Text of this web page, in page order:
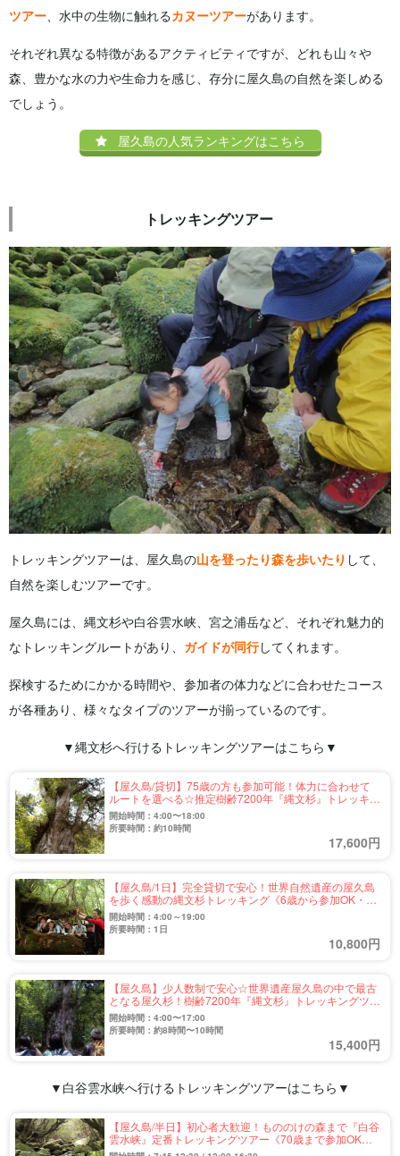
ツアー 、水中の生物に触れるカヌーツアーがあります。
それぞれ異なる特徴があるアクティビティですが、どれも山々や
森、豊かな水の力や生命力を感じ、存分に屋久島の自然を楽しめる
でしょう。
屋久島の人気ランキングはこちら
トレッキングツアー
トレッキングツアーは、屋久島の山を登ったり森を歩いたり して、
自然を楽しむツアーです。
屋久島には、縄文杉や白谷雲水峡、宮之浦岳など、それぞれ魅力的
なトレッキングルートがあり、 ガイドが同行してくれます。
探検するためにかかる時間や、参加者の体力などに合わせたコース
が各種あり、様々なタイプのツアーが揃っているのです。
▼縄文杉へ行けるトレッキングツアーはこちら▼
【屋久島/貸切】75歳の方も参加可能！体力に合わせて
ルートを選べる☆推定樹齢7200年『縄文杉』トレッキン
グツアー（No.38）
開始時間：4:00〜18:00
所要時間：約10時間
17,600円
【屋久島/1日】完全貸切で安心！世界自然遺産の屋久島
を歩く感動の縄文杉トレッキング《6歳から参加OK・送
迎付き》（No.90）
開始時間：4:00～19:00
所要時間：1日
10,800円
【屋久島】少人数制で安心☆世界遺産屋久島の中で最古
となる屋久杉！樹齢7200年『縄文杉』トレッキングツア
ー（No.67）
開始時間：4:00〜17:00
所要時間：約8時間〜10時間
15,400円
▼白谷雲水峡へ行けるトレッキングツアーはこちら▼
【屋久島/半日】初心者大歓迎！もののけの森まで『白谷
雲水峡』定番トレッキングツアー《70歳まで参加OK・
送迎付き》（No.71）